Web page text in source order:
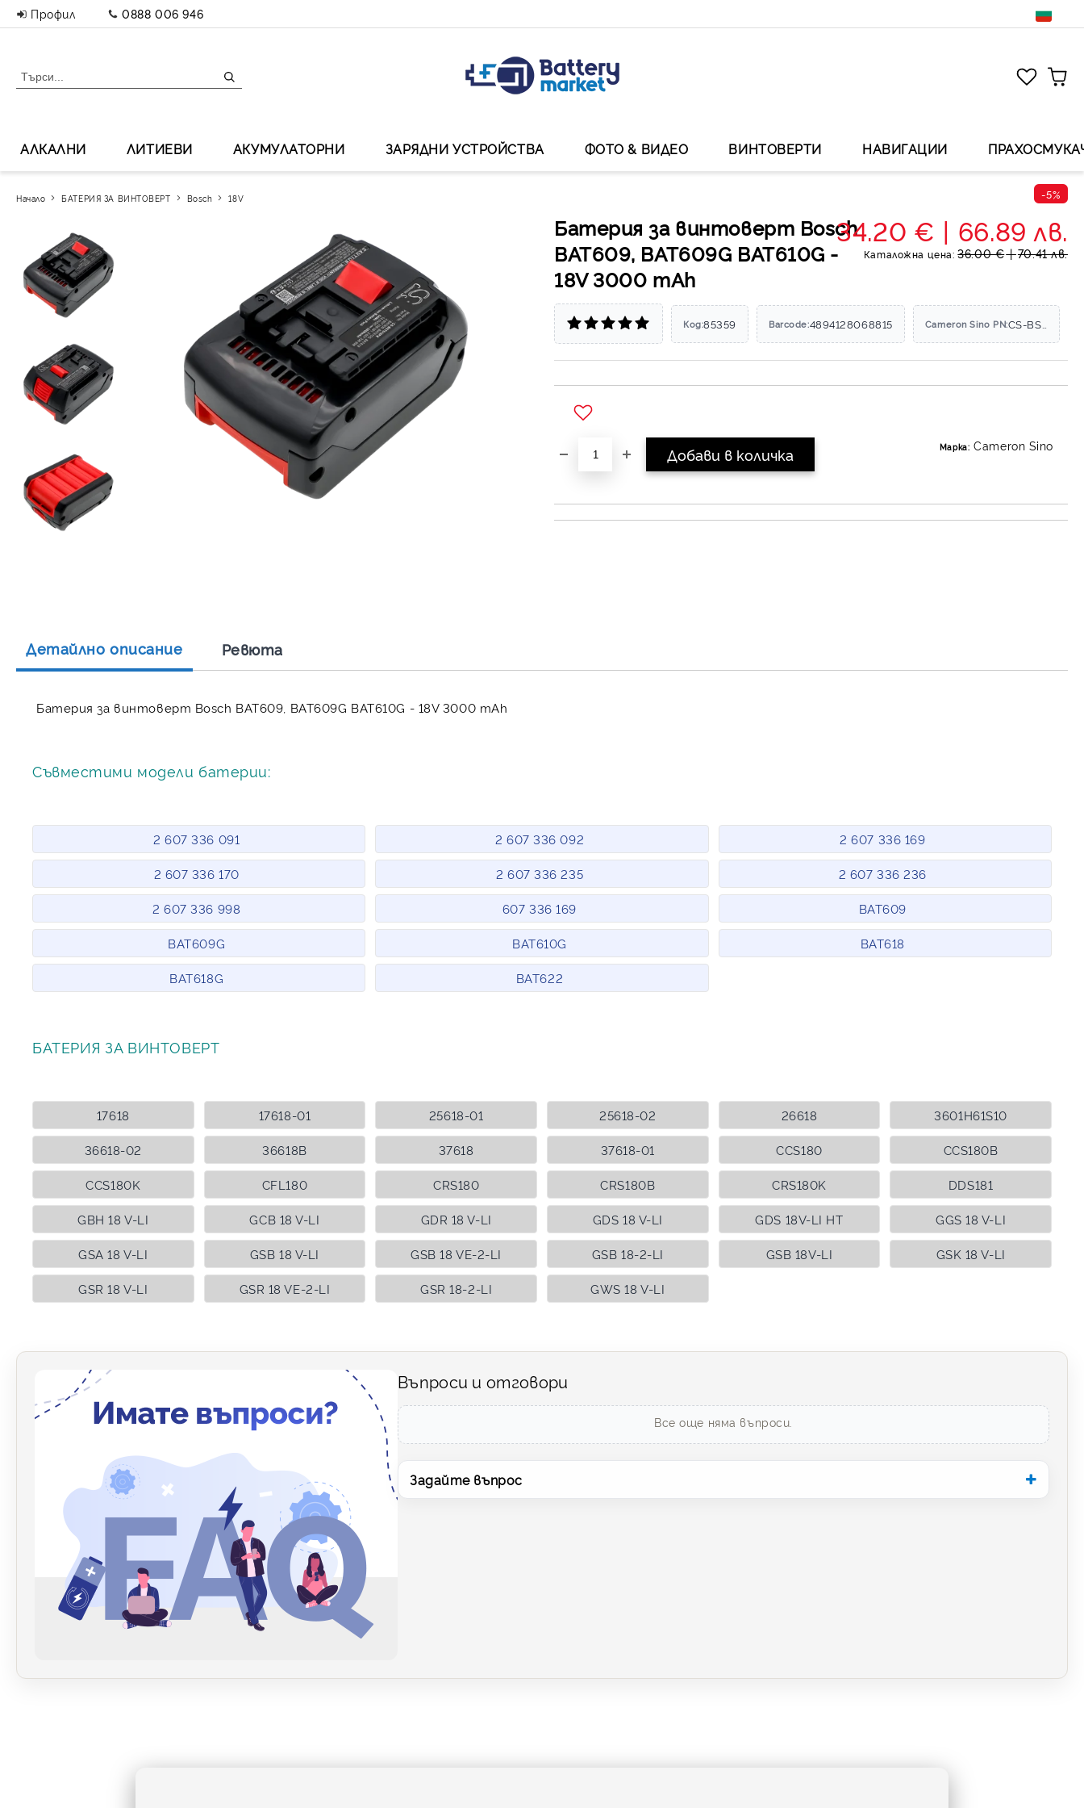
Профил 0888 006 946
АЛКАЛНИ ЛИТИЕВИ АКУМУЛАТОРНИ ЗАРЯДНИ УСТРОЙСТВА ФОТО & ВИДЕО ВИНТОВЕРТИ НАВИГАЦИИ
Начало БАТЕРИЯ ЗА ВИНТОВЕРТ Bosch 18V
Батерия за винтоверт Bosch
BAT609, BAT609G BAT610G -
18V 3000 mAh
-5%
34.20 € 66.89 лв.
Каталожна цена: 36.00 € 70.41 лв.
Код:85359 Barcode:4894128068815 Cameron Sino PN:
Марка: Cameron Sino
Детайлно описание Ревюта
Батерия за винтоверт Bosch BAT609, BAT609G BAT610G - 18V 3000 mAh
Съвместими модели батерии:
2 607 336 091 2 607 336 092 2 607 336 169
2 607 336 170 2 607 336 235 2 607 336 236
2 607 336 998 607 336 169 BAT609
BAT609G BAT610G BAT618
BAT618G BAT622
БАТЕРИЯ ЗА ВИНТОВЕРТ
17618 17618-01 25618-01 25618-02 26618 3601H61S10
36618-02 36618B 37618 37618-01 CCS180 CCS180B
CCS180K CFL180 CRS180 CRS180B CRS180K DDS181
GBH 18 V-LI GCB 18 V-LI GDR 18 V-LI GDS 18 V-LI GDS 18V-LI HT GGS 18 V-LI
GSA 18 V-LI GSB 18 V-LI GSB 18 VE-2-LI GSB 18-2-LI GSB 18V-LI GSK 18 V-LI
GSR 18 V-LI GSR 18 VE-2-LI GSR 18-2-LI GWS 18 V-LI
Въпроси и отговори
Все още няма въпроси.
Задайте въпрос